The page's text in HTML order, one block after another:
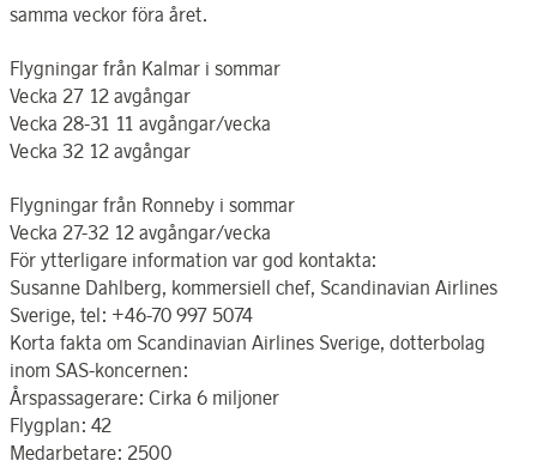
samma veckor föra året.
Flygningar från Kalmar i sommar
Vecka 27 12 avgångar
Vecka 28-31 11 avgångar/vecka
Vecka 32 12 avgångar
Flygningar från Ronneby i sommar
Vecka 27-32 12 avgångar/vecka
För ytterligare information var god kontakta:
Susanne Dahlberg, kommersiell chef, Scandinavian Airlines
Sverige, tel: +46-70 997 5074
Korta fakta om Scandinavian Airlines Sverige, dotterbolag
inom SAS-koncernen:
Årspassagerare: Cirka 6 miljoner
Flygplan: 42
Medarbetare: 2500